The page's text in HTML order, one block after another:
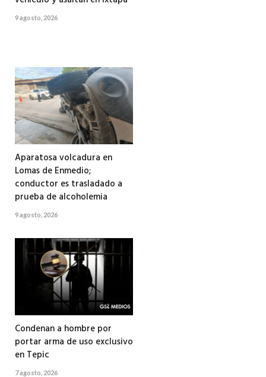
9 agosto, 2026
Aparatosa volcadura en
Lomas de Enmedio;
conductor es trasladado a
prueba de alcoholemia
9 agosto, 2026
Condenan a hombre por
portar arma de uso exclusivo
en Tepic
7 agosto, 2026